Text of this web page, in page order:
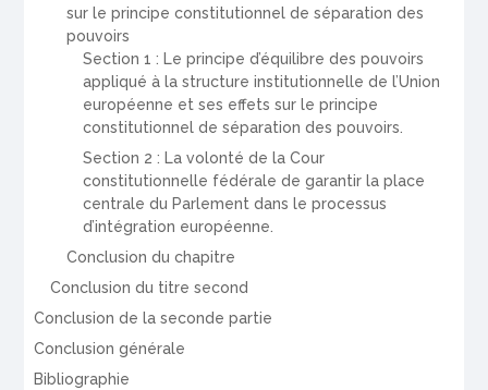
sur le principe constitutionnel de séparation des
pouvoirs
Section 1 : Le principe d’équilibre des pouvoirs
appliqué à la structure institutionnelle de l’Union
européenne et ses effets sur le principe
constitutionnel de séparation des pouvoirs.
Section 2 : La volonté de la Cour
constitutionnelle fédérale de garantir la place
centrale du Parlement dans le processus
d’intégration européenne.
Conclusion du chapitre
Conclusion du titre second
Conclusion de la seconde partie
Conclusion générale
Bibliographie